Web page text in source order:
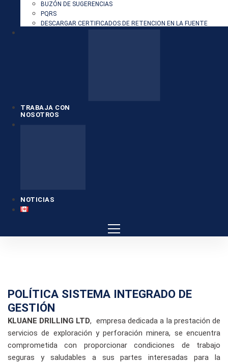
BUZÓN DE SUGERENCIAS
PQRS
DESCARGAR CERTIFICADOS DE RETENCION EN LA FUENTE
TRABAJA CON
NOSOTROS
NOTICIAS
POLÍTICA SISTEMA INTEGRADO DE
GESTIÓN
KLUANE DRILLING LTD, empresa dedicada a la prestación de
servicios de exploración y perforación minera, se encuentra
comprometida con proporcionar condiciones de trabajo
seguras y saludables a sus partes interesadas para la